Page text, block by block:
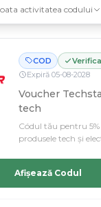
activitatea codului
COD
Expiră 05-08-2028
Voucher
tech
Códul tău pentru 5%
produsele tech și
Afișează Codul